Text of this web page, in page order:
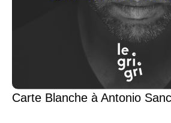
Carte Blanche à Antonio